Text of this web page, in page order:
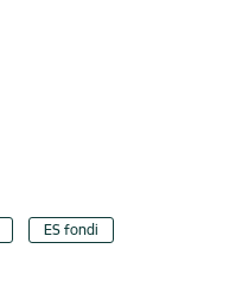
ES fondi